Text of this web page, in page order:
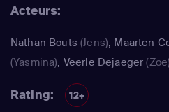
Acteurs:
Nathan Bouts (Jens), Maarten
(Yasmina), Veerle Dejaeger (Zoë)
Rating: 12+